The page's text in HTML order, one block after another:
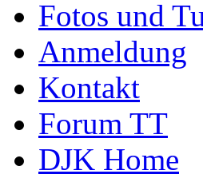
Fotos und
Anmeldung
Kontakt
Forum TT
DJK Home